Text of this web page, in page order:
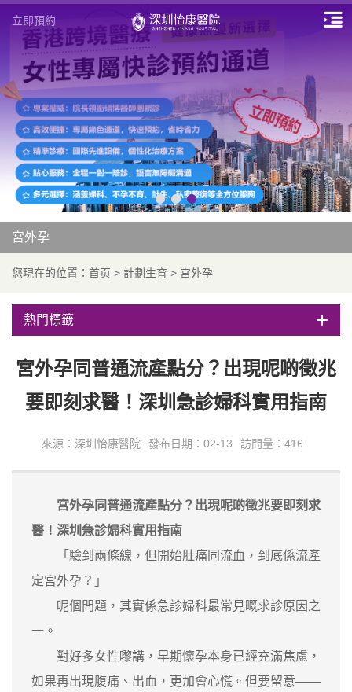
立即預約
宮外孕
您現在的位置： 首页 > 計劃生育 > 宮外孕
熱門標籤
宮外孕同普通流產點分？出現呢啲徵兆
要即刻求醫！深圳急診婦科實用指南
來源：深圳怡康醫院 發布日期：02-13 訪問量：416
宮外孕同普通流產點分？出現呢啲徵兆要即刻求
醫！深圳急診婦科實用指南
「驗到兩條線，但開始肚痛同流血，到底係流產
定宮外孕？」
呢個問題，其實係急診婦科最常見嘅求診原因之
一。
對好多女性嚟講，早期懷孕本身已經充滿焦慮，
如果再出現腹痛、出血，更加會心慌。但要留意——